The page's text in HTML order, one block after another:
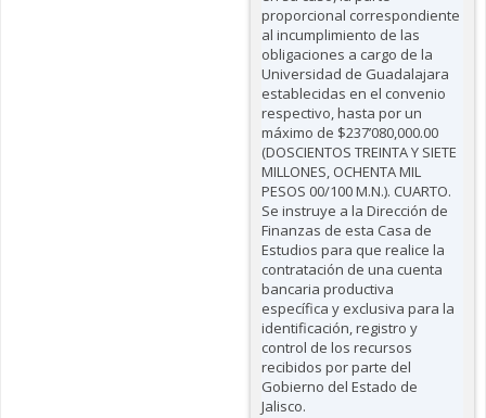
proporcional correspondiente
al incumplimiento de las
obligaciones a cargo de la
Universidad de Guadalajara
establecidas en el convenio
respectivo, hasta por un
máximo de $237’080,000.00
(DOSCIENTOS TREINTA Y SIETE
MILLONES, OCHENTA MIL
PESOS 00/100 M.N.). CUARTO.
Se instruye a la Dirección de
Finanzas de esta Casa de
Estudios para que realice la
contratación de una cuenta
bancaria productiva
específica y exclusiva para la
identificación, registro y
control de los recursos
recibidos por parte del
Gobierno del Estado de
Jalisco.